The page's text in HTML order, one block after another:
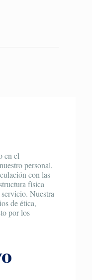
en el
personal,
con las
física
Nuestra
de ética,
por los